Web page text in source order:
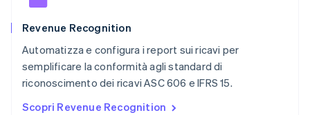
Revenue Recognition
Automatizza e configura i report sui ricavi per
semplificare la conformità agli standard di
riconoscimento dei ricavi ASC 606 e IFRS 15.
Scopri Revenue Recognition
Portogallo
PortuguêsEnglish
English简体中文
Regno Unito
English
English